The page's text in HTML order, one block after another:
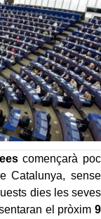
començarà poc
Catalunya, sense
dies les seves
el pròxim 9